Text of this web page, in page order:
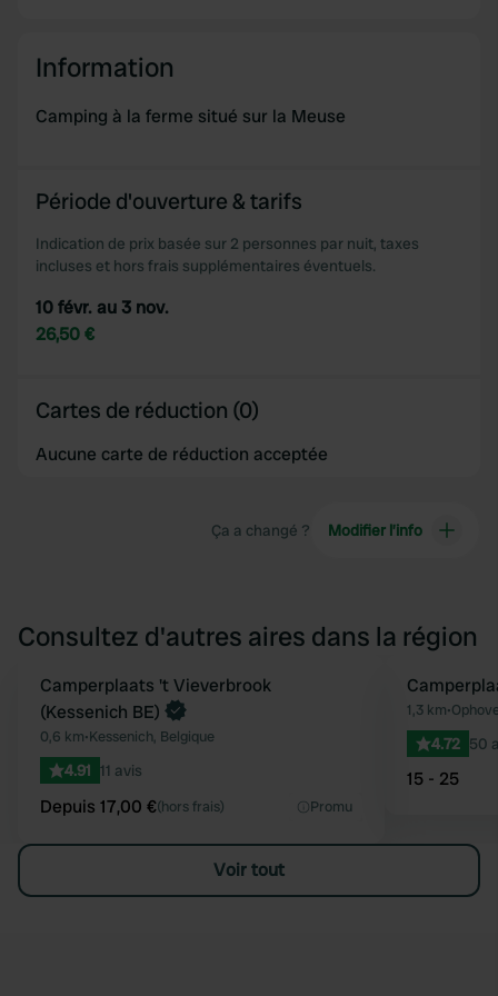
Information
Camping à la ferme situé sur la Meuse
Période d'ouverture & tarifs
Indication de prix basée sur 2 personnes par nuit, taxes
incluses et hors frais supplémentaires éventuels.
10 févr. au 3 nov.
26,50 €
Cartes de réduction (0)
Aucune carte de réduction acceptée
Ça a changé ? Modifier l’info
Consultez d'autres aires dans la région
Préféré
Reserve maintenant
Camperplaats 't Vieverbrook
(Kessenich BE)
0,6 km•Kessenich, Belgique
4.91 11 avis
Depuis 17,00 €(hors frais) Promu
1,3 km•
4.72 50
15 - 25
Voir tout